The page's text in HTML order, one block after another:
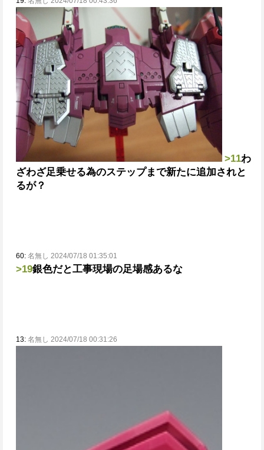
>11わ
ざわざ足乗せる為のステップまで新たに追加されと
るが？
60: 名無し 2024/07/18 01:35:01
>19銀色だと工事現場の足場感あるな
13: 名無し 2024/07/18 00:31:26